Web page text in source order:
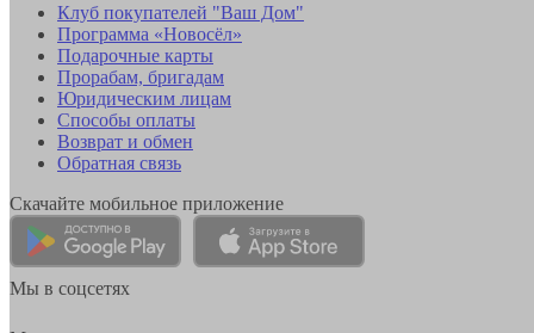
Клуб покупателей "Ваш Дом"
Программа «Новосёл»
Подарочные карты
Прорабам, бригадам
Юридическим лицам
Способы оплаты
Возврат и обмен
Обратная связь
Скачайте мобильное приложение
Мы в соцсетях